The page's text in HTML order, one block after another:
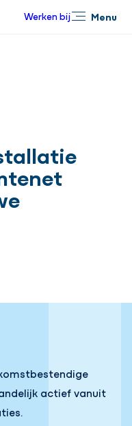
Werken bij Menu
actief vanuit
Sluiten